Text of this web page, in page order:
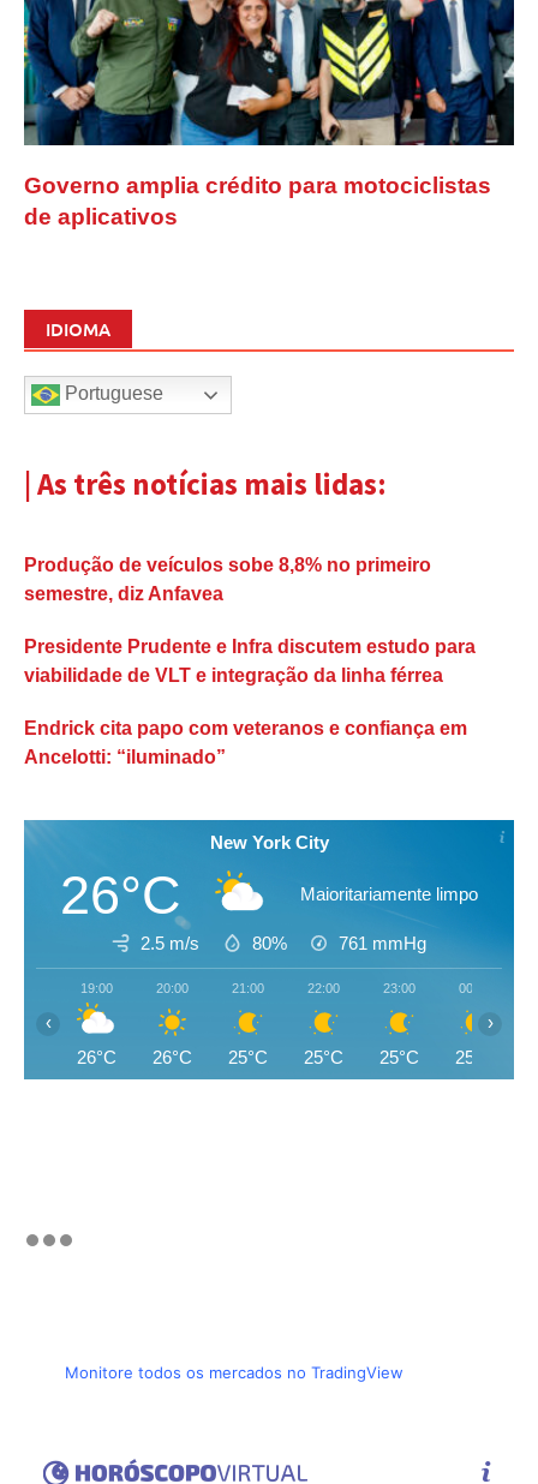
Governo amplia crédito para motociclistas
de aplicativos
IDIOMA
Portuguese
| As três notícias mais lidas:
Produção de veículos sobe 8,8% no primeiro
semestre, diz Anfavea
Presidente Prudente e Infra discutem estudo para
viabilidade de VLT e integração da linha férrea
Endrick cita papo com veteranos e confiança em
Ancelotti: “iluminado”
New York City
26°C Maioritariamente limpo
2.5 m/s 80% 761 mmHg
19:00
26°C
20:00
26°C
21:00
25°C
22:00
25°C
23:00
25°C
00:00
25°C
‹ ›
Monitore todos os mercados no TradingView